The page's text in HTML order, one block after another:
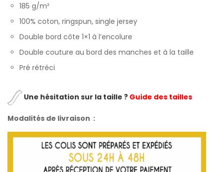
185 g/m²
100% coton, ringspun, single jersey
Double bord côte 1×1 à l’encolure
Double couture au bord des manches et à la taille
Pré rétréci
Une hésitation sur la taille ? Guide des tailles
Modalités de livraison :